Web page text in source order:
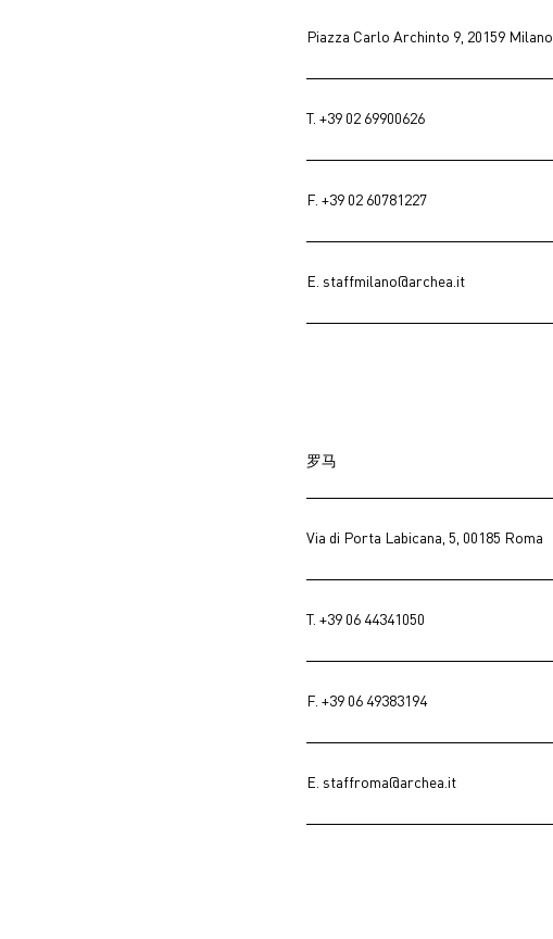
Piazza Carlo Archinto 9, 20159 Milano
T.+39 02 69900626
F. +39 02 60781227
E. staffmilano@archea.it
罗马
Via di Porta Labicana, 5, 00185 Roma
T.+39 06 44341050
F. +39 06 49383194
E. staffroma@archea.it